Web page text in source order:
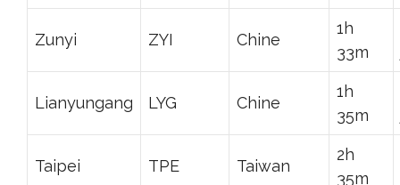
Zunyi ZYI Chine
1h
33m
Lianyungang LYG Chine
1h
35m
Taipei TPE Taiwan
2h
35m